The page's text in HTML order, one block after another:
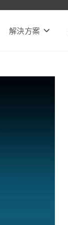
解決方案